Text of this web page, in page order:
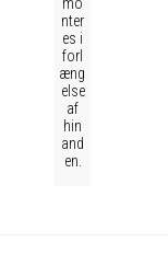
nter
es i
forl
æng
else
af
hin
and
en.